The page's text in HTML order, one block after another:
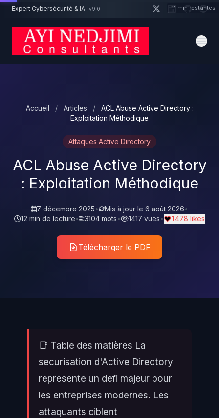
Aller au contenu principal
Expert Cybersécurité & IA v9.0
Accueil / Articles /
ACL Abuse Active Directory :
Exploitation Méthodique
Attaques Active Directory
ACL Abuse Active Directory
: Exploitation Méthodique
7 décembre 2025• Mis à jour le 6 août 2026•
12 min de lecture• 3104 mots• 1417 vues• 1 478 likes
Télécharger le PDF
📑 Table des matières La
securisation d'Active Directory
represente un defi majeur pour
les entreprises modernes. Les
attaquants ciblent
Un projet cybersécurité ? 11 min restantes